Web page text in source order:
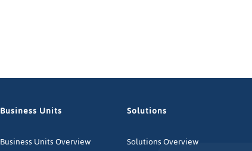
Business Units
Business Units Overview
Solutions
Solutions Overview